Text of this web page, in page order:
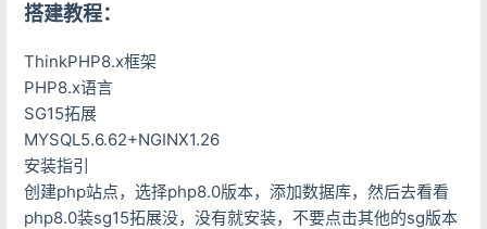
搭建教程：
ThinkPHP8.x框架
PHP8.x语言
SG15拓展
MYSQL5.6.62+NGINX1.26
安装指引
创建php站点，选择php8.0版本，添加数据库，然后去看看
php8.0装sg15拓展没，没有就安装，不要点击其他的sg版本